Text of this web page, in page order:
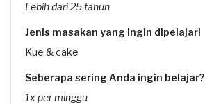
Lebih dari 25 tahun
Jenis masakan yang ingin dipelajari
Kue & cake
Seberapa sering Anda ingin belajar?
1x per minggu